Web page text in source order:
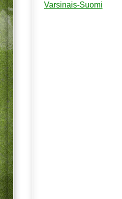
Varsinais-Suomi